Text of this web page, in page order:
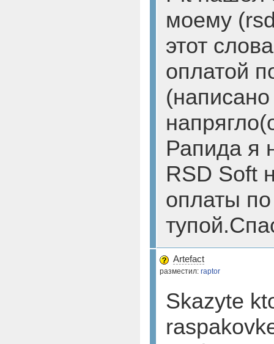
моему
этот
оплатой
Рапида я
RSD Soft
оплаты
Artefact
разместил: raptor
Skazyte